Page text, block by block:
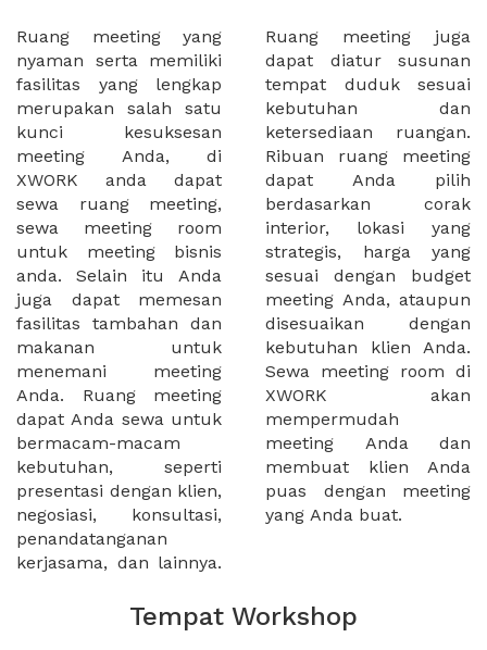
Ruang meeting yang
nyaman serta memiliki
fasilitas yang lengkap
merupakan salah satu
kunci kesuksesan
meeting Anda, di
XWORK anda dapat
sewa ruang meeting,
sewa meeting room
untuk meeting bisnis
anda. Selain itu Anda
juga dapat memesan
fasilitas tambahan dan
makanan untuk
menemani meeting
Anda. Ruang meeting
dapat Anda sewa untuk
bermacam-macam
kebutuhan, seperti
presentasi dengan klien,
negosiasi, konsultasi,
penandatanganan
kerjasama, dan lainnya.
Ruang meeting juga
dapat diatur susunan
tempat duduk sesuai
kebutuhan dan
ketersediaan ruangan.
Ribuan ruang meeting
dapat Anda pilih
berdasarkan corak
interior, lokasi yang
strategis, harga yang
sesuai dengan budget
meeting Anda, ataupun
disesuaikan dengan
kebutuhan klien Anda.
Sewa meeting room di
XWORK akan
mempermudah
meeting Anda dan
membuat klien Anda
puas dengan meeting
yang Anda buat.
Tempat Workshop